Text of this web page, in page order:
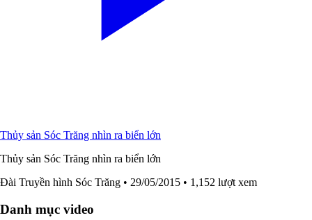
Thủy sản Sóc Trăng nhìn ra biển lớn
Thủy sản Sóc Trăng nhìn ra biển lớn
Đài Truyền hình Sóc Trăng • 29/05/2015 • 1,152 lượt xem
Danh mục video